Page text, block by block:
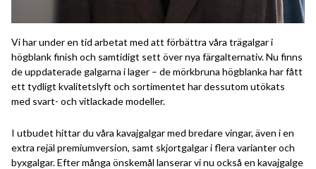
Vi har under en tid arbetat med att förbättra våra trägalgar i
högblank finish och samtidigt sett över nya färgalternativ. Nu finns
de uppdaterade galgarna i lager – de mörkbruna högblanka har fått
ett tydligt kvalitetslyft och sortimentet har dessutom utökats
med svart- och vitlackade modeller.
I utbudet hittar du våra kavajgalgar med bredare vingar, även i en
extra rejäl premiumversion, samt skjortgalgar i flera varianter och
byxgalgar. Efter många önskemål lanserar vi nu också en kavajgalge